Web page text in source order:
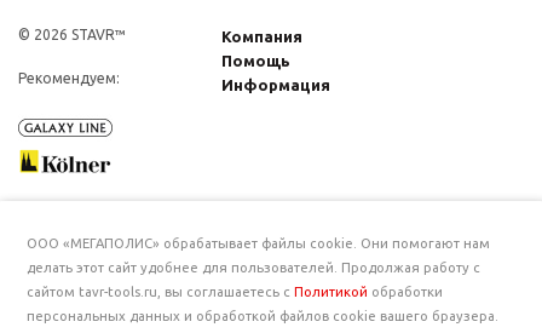
© 2026 STAVR™
Рекомендуем:
Компания
Помощь
Информация
ООО «МЕГАПОЛИС» обрабатывает файлы cookie. Они помогают нам
делать этот сайт удобнее для пользователей. Продолжая работу с
сайтом tavr-tools.ru, вы соглашаетесь сПолитикой обработки
персональных данных и обработкой файлов cookie вашего браузера.